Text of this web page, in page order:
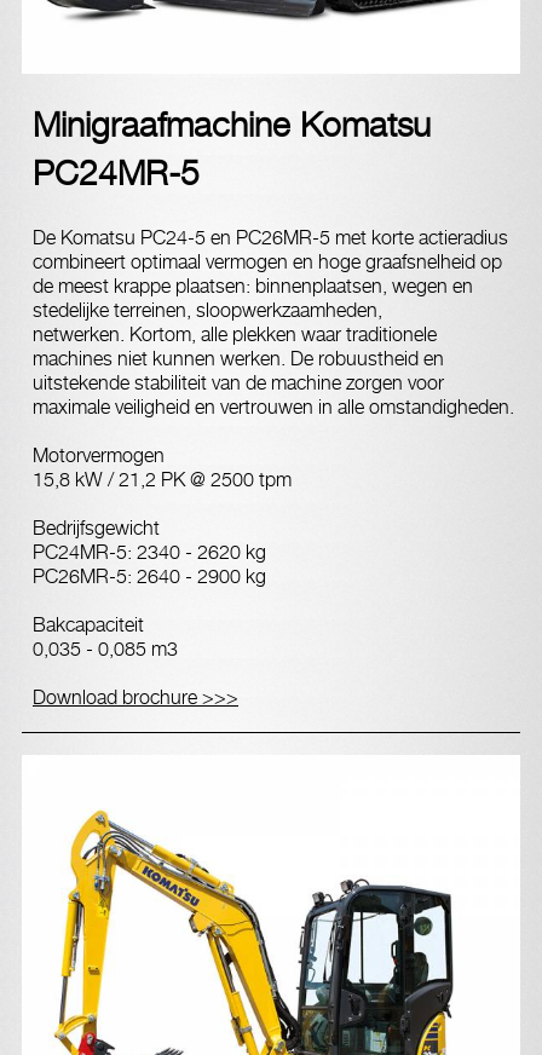
Minigraafmachine Komatsu
PC24MR-5
De Komatsu PC24-5 en PC26MR-5 met korte actieradius
combineert optimaal vermogen en hoge graafsnelheid op
de meest krappe plaatsen: binnenplaatsen, wegen en
stedelijke terreinen, sloopwerkzaamheden,
netwerken. Kortom, alle plekken waar traditionele
machines niet kunnen werken. De robuustheid en
uitstekende stabiliteit van de machine zorgen voor
maximale veiligheid en vertrouwen in alle omstandigheden.
Motorvermogen
15,8 kW / 21,2 PK @ 2500 tpm
Bedrijfsgewicht
PC24MR-5: 2340 - 2620 kg
PC26MR-5: 2640 - 2900 kg
Bakcapaciteit
0,035 - 0,085 m3
Download brochure >>>